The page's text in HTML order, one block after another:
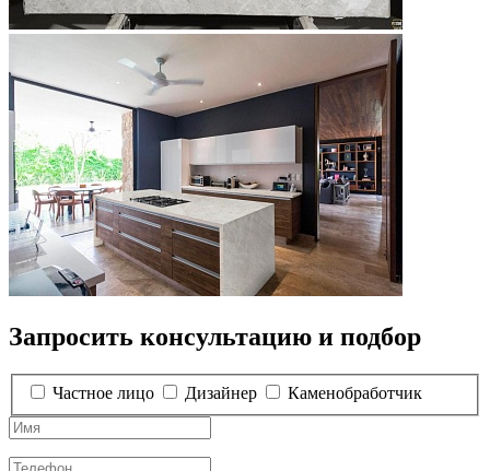
Запросить консультацию и подбор
Частное лицо Дизайнер Каменобработчик